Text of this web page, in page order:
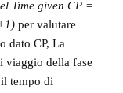
Time given CP =
per valutare
dato CP, La
viaggio della fase
tempo di